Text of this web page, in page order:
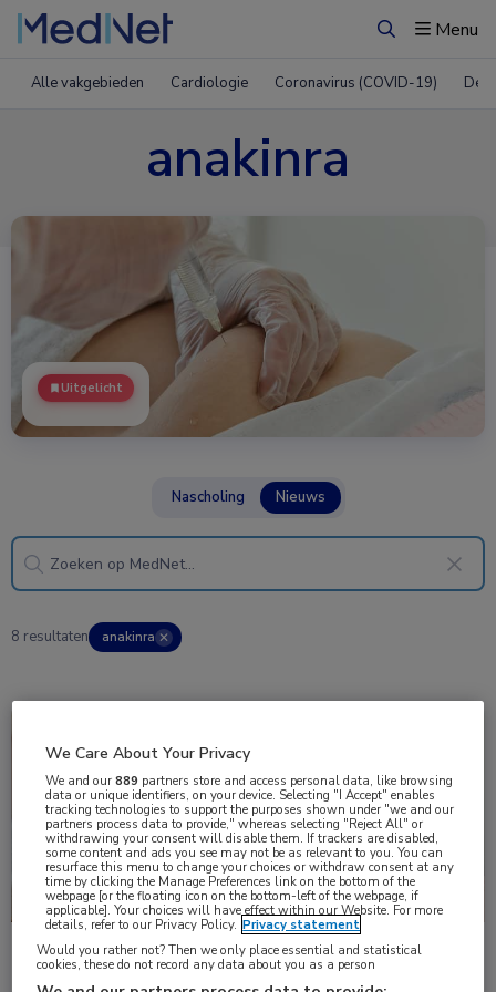
ZoekenMenu
Alle vakgebieden Cardiologie Coronavirus (COVID-19)
anakinra
Uitgelicht
Nascholing Nieuws
8 resultaten anakinra ✕
ImmunoSep: precisie-immuuntherapie bij sepsis
Bij patiënten met sepsis verbeterde precisie‑immuuntherapie,
We Care About Your Privacy
We and our889 partners store and access personal data, like browsing
data or unique identifiers, on your device. Selecting "I Accept" enables
tracking technologies to support the purposes shown under "we and our
partners process data to provide," whereas selecting "Reject All" or
withdrawing your consent will disable them. If trackers are disabled,
some content and ads you see may not be as relevant to you. You can
resurface this menu to change your choices or withdraw consent at any
time by clicking the Manage Preferences link on the bottom of the
webpage [or the floating icon on the bottom-left of the webpage, if
applicable]. Your choices will have effect within our Website. For more
details, refer to our Privacy Policy. Privacy statement
Would you rather not? Then we only place essential and statistical
cookies, these do not record any data about you as a person